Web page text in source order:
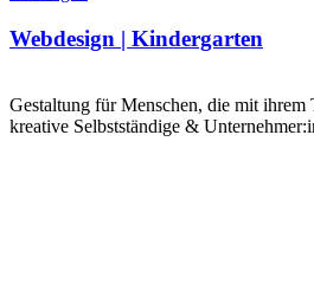
Webdesign | Kindergarten
Gestaltung für Menschen, die mit
kreative Selbstständige &